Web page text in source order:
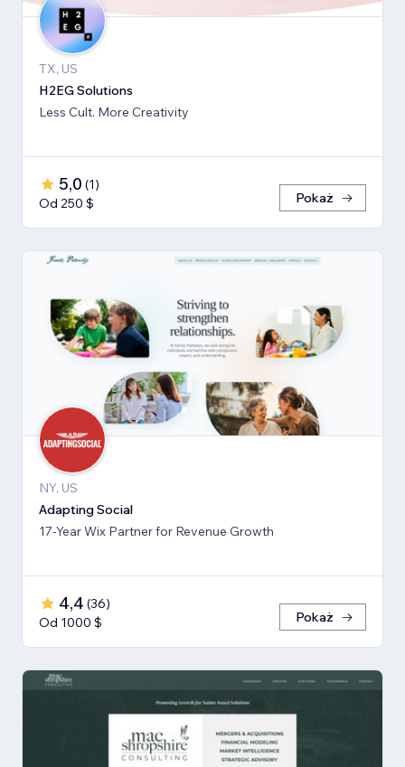
TX, US
H2EG Solutions
Less Cult. More Creativity
5,0 (1)
Od 250 $
Pokaż
NY, US
Adapting Social
17-Year Wix Partner for Revenue Growth
4,4 (36)
Od 1000 $
Pokaż